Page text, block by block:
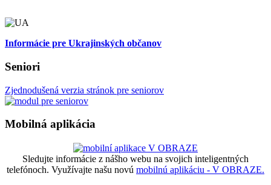
Informácie pre Ukrajinských občanov
Seniori
Zjednodušená verzia stránok pre seniorov
Mobilná aplikácia
Sledujte informácie z nášho webu na svojich inteligentných
telefónoch. Využívajte našu novú mobilnú aplikáciu - V OBRAZE.